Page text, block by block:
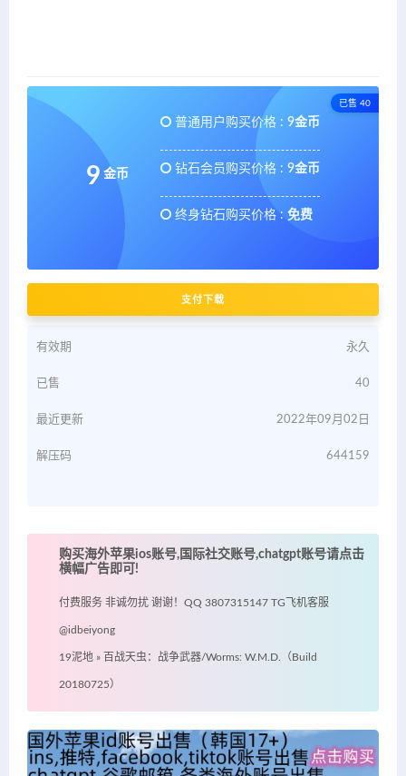
已售 40
9 金币
普通用户购买价格 : 9金币
钻石会员购买价格 : 9金币
终身钻石购买价格 : 免费
支付下载
有效期 永久
已售 40
最近更新 2022年09月02日
解压码 644159
购买海外苹果ios账号,国际社交账号,chatgpt账号请点击
横幅广告即可!
付费服务 非诚勿扰 谢谢！QQ 3807315147 TG飞机客服
@idbeiyong
19泥地 » 百战天虫：战争武器/Worms: W.M.D.（Build
20180725）